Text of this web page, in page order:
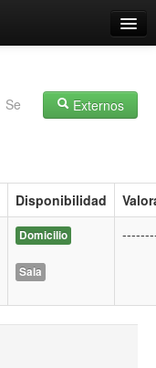
Externos
Se
Disponibilidad
Domicilio
Sala